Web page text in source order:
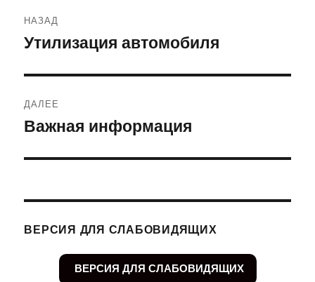
по
НАЗАД
Предыдущая
Утилизация автомобиля
ДАЛЕЕ
Следующая
Важная информация
ВЕРСИЯ ДЛЯ СЛАБОВИДЯЩИХ
ВЕРСИЯ ДЛЯ СЛАБОВИДЯЩИХ